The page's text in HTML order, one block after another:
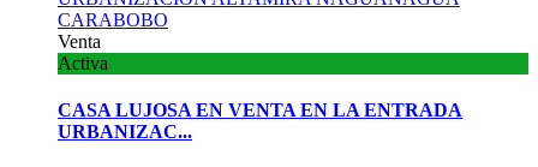
Venta
Activa
CASA LUJOSA EN VENTA EN LA ENTRADA
URBANIZAC...